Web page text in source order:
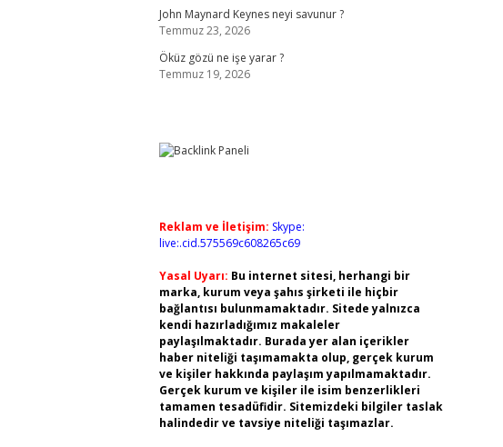
John Maynard Keynes neyi savunur ?
Temmuz 23, 2026
Öküz gözü ne işe yarar ?
Temmuz 19, 2026
Reklam ve İletişim: Skype:
live:.cid.575569c608265c69
Yasal Uyarı: Bu internet sitesi, herhangi bir
marka, kurum veya şahıs şirketi ile hiçbir
bağlantısı bulunmamaktadır. Sitede yalnızca
kendi hazırladığımız makaleler
paylaşılmaktadır. Burada yer alan içerikler
haber niteliği taşımamakta olup, gerçek kurum
ve kişiler hakkında paylaşım yapılmamaktadır.
Gerçek kurum ve kişiler ile isim benzerlikleri
tamamen tesadüfidir. Sitemizdeki bilgiler taslak
halindedir ve tavsiye niteliği taşımazlar.